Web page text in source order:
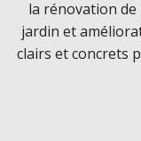
la rénovation
jardin et
clairs et concrets